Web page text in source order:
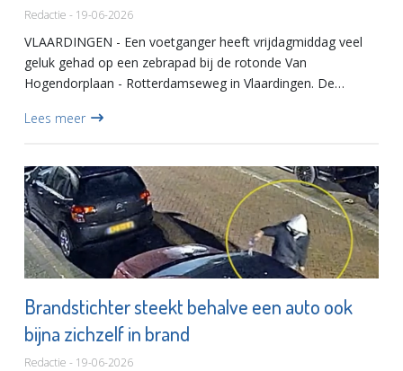
Redactie - 19-06-2026
VLAARDINGEN - Een voetganger heeft vrijdagmiddag veel
geluk gehad op een zebrapad bij de rotonde Van
Hogendorplaan - Rotterdamseweg in Vlaardingen. De
maar een achteropkomen...
Lees meer
Brandstichter steekt behalve een auto ook
bijna zichzelf in brand
Redactie - 19-06-2026